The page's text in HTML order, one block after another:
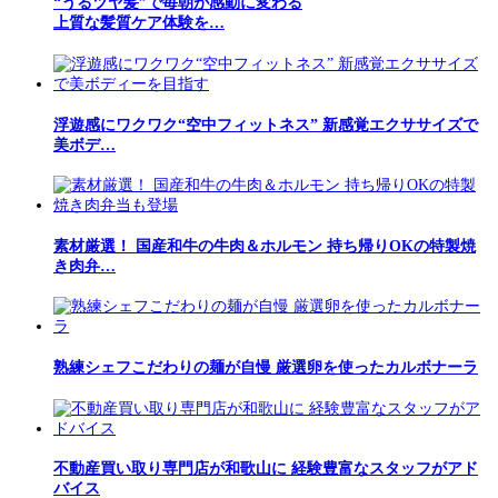
上質な髪質ケア体験を…
浮遊感にワクワク“空中フィットネス” 新感覚エクササイズで
美ボデ…
素材厳選！ 国産和牛の牛肉＆ホルモン 持ち帰りOKの特製焼
き肉弁…
熟練シェフこだわりの麺が自慢 厳選卵を使ったカルボナーラ
不動産買い取り専門店が和歌山に 経験豊富なスタッフがアド
バイス